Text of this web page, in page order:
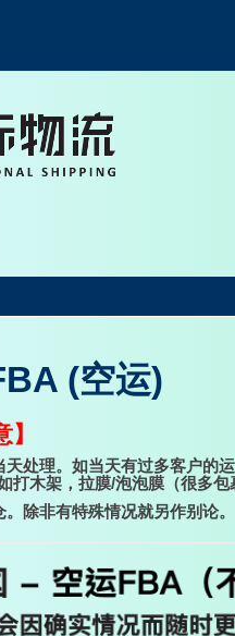
(空运)
处理。如当天有过多客户
木架，拉膜/泡泡膜（很多包
除非有特殊情况就另作别论。